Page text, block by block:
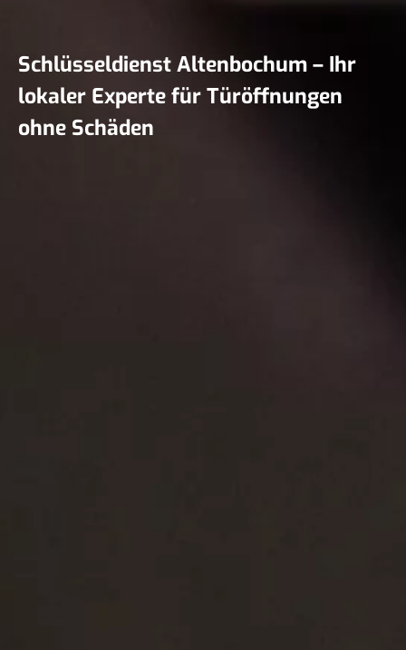
Schlüsseldienst Altenbochum – Ihr
lokaler Experte für Türöffnungen
ohne Schäden